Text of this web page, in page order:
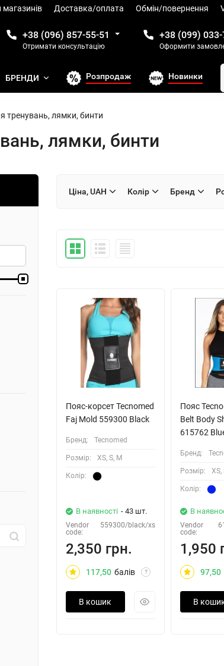
магазинів Доставка/оплата Обмін/повернення
+38 (096) 857-55-51
Отримати консультацію
+38 (099)
Оформити
БРЕНДИ Розпродаж Новинки
тренувань, лямки, бинти
лямки, бинти
Ціна, UAH Колiр Бренд
Пояс-корсет Tecnomed
Faj Mold 559300 Black
Бренд: Tecnomed
Розмiр: XS, S, M
Колiр:
В наявності - 43 шт.
Vendor
code:
559300/black/xs
2,350 грн.
117,50 балів ?
В кошик
Пояс
Belt Body
615762
Бренд:
Розмiр: XS,
Колiр:
В
Vendor
code:
1,950
97,50
В